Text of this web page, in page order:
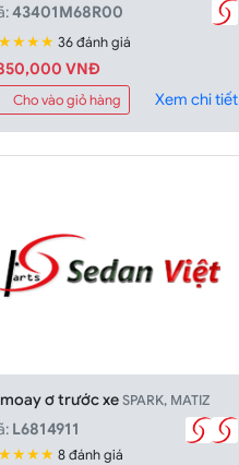
43401M68R00
36 đánh giá
VNĐ
Cho vào giỏ hàng Xem chi tiết
moay ơ trước xeSPARK, MATIZ
L6814911
8 đánh giá